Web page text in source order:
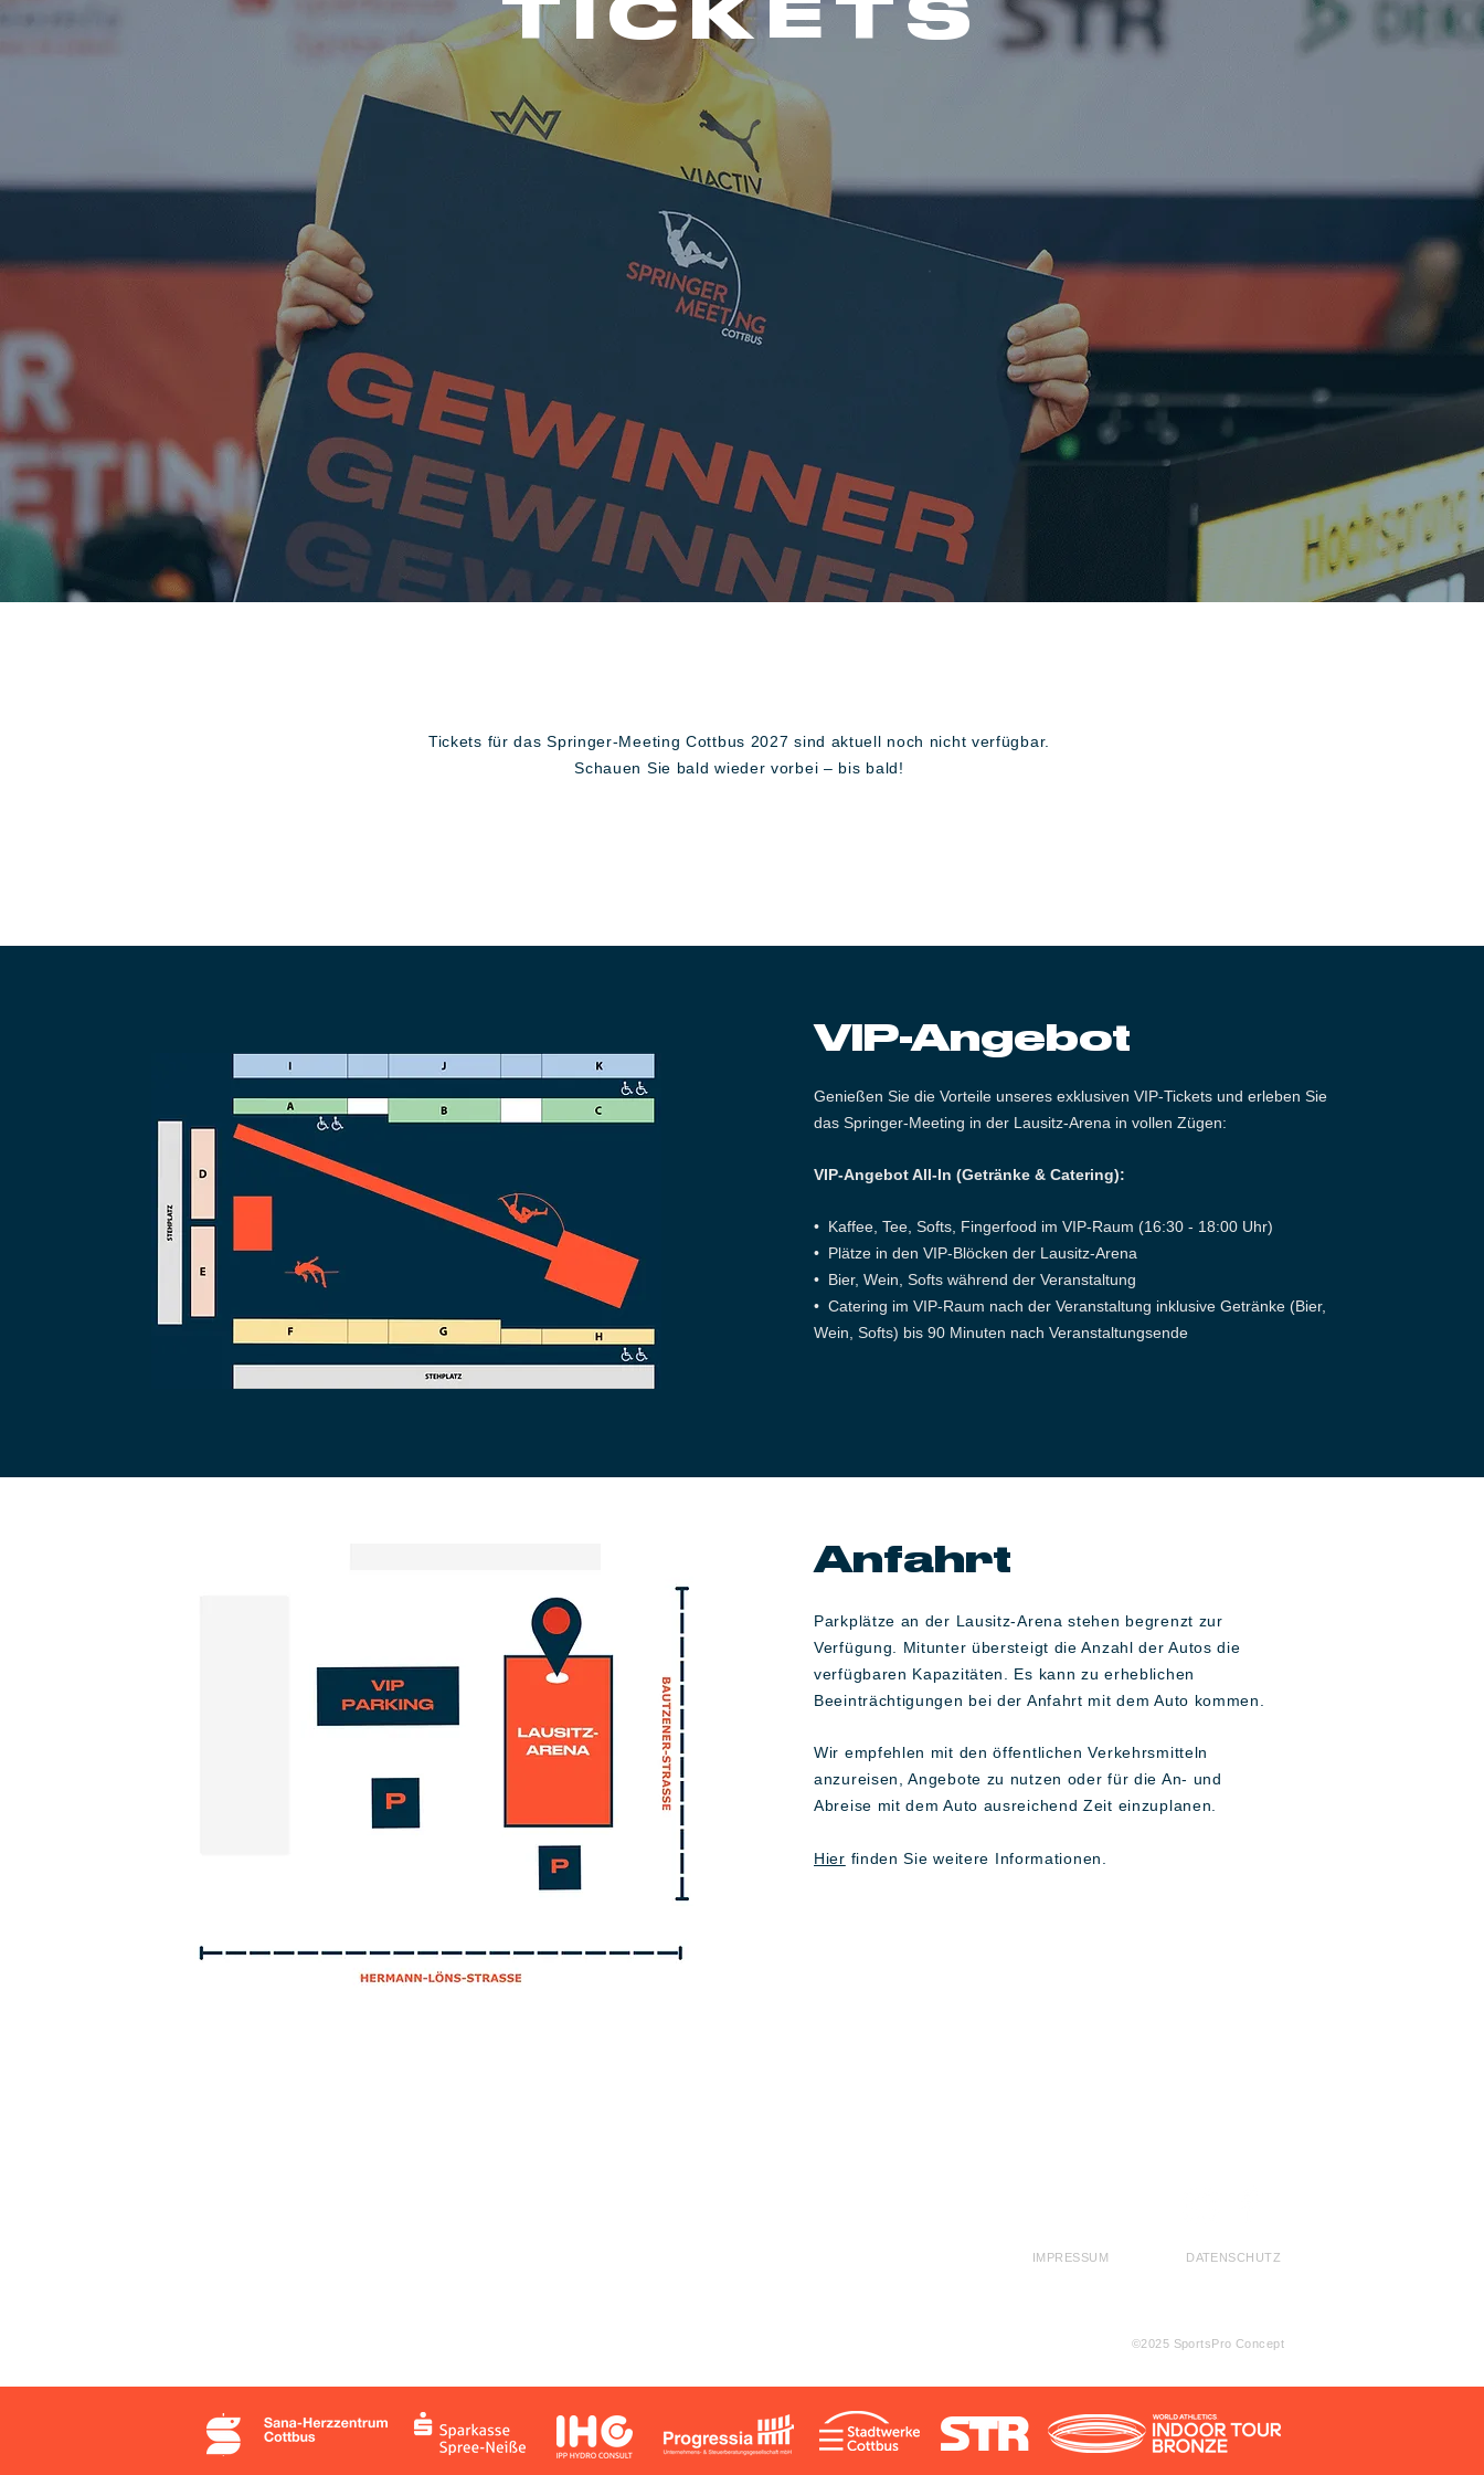
TICKETS
Tickets für das Springer-Meeting Cottbus 2027 sind aktuell noch nicht verfügbar.
Schauen Sie bald wieder vorbei – bis bald!
VIP-Angebot
Genießen Sie die Vorteile unseres exklusiven VIP-Tickets und erleben Sie
das Springer-Meeting in der Lausitz-Arena in vollen Zügen:
VIP-Angebot All-In (Getränke & Catering):
•⁠ ⁠Kaffee, Tee, Softs, Fingerfood im VIP-Raum (16:30 - 18:00 Uhr)
•⁠ ⁠Plätze in den VIP-Blöcken der Lausitz-Arena
•⁠ ⁠Bier, Wein, Softs während der Veranstaltung
•⁠ ⁠Catering im VIP-Raum nach der Veranstaltung inklusive Getränke (Bier,
Wein, Softs) bis 90 Minuten nach Veranstaltungsende
Anfahrt
Parkplätze an der Lausitz-Arena stehen begrenzt zur
Verfügung. Mitunter übersteigt die Anzahl der Autos die
verfügbaren Kapazitäten. Es kann zu erheblichen
Beeinträchtigungen bei der Anfahrt mit dem Auto kommen.
Wir empfehlen mit den öffentlichen Verkehrsmitteln
anzureisen, Angebote zu nutzen oder für die An- und
Abreise mit dem Auto ausreichend Zeit einzuplanen.
Hier finden Sie weitere Informationen.
IMPRESSUM DATENSCHUTZ
©2025 SportsPro Concept